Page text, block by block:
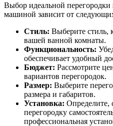
Выбор идеальной
машиной зависит от
Стиль: Выберите стиль,
вашей ванной комнаты.
Функциональность:
обеспечивает удобный
Бюджет: Рассмотрите
вариантов перегородок.
Размер: Выберите
размера и габаритов.
Установка: Определите,
перегородку
профессиональная